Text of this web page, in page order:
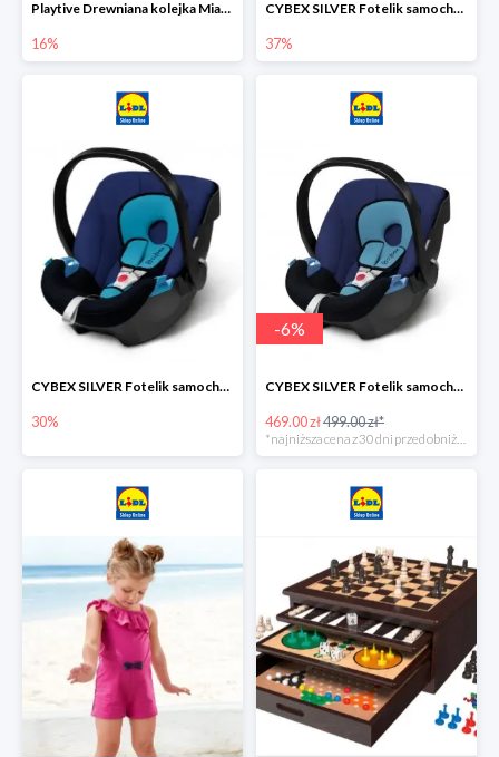
Playtive Drewniana kolejka Miasto lub Farma
16%
CYBEX SILVER Fotelik samochodowy
37%
CYBEX SILVER Fotelik samochodowy -30%
30%
-6%
CYBEX SILVER Fotelik samochodowy + dostawa gratis!
469.00 zł499.00 zł*
*najniższa cena z 30 dni przed obniżką